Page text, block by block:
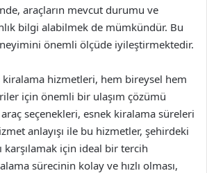
araçların mevcut durumu ve
bilgi alabilmek de mümkündür. Bu
önemli ölçüde iyileştirmektedir.
kiralama hizmetleri, hem bireysel hem
için önemli bir ulaşım çözümü
seçenekleri, esnek kiralama süreleri
anlayışı ile bu hizmetler, şehirdeki
karşılamak için ideal bir tercih
sürecinin kolay ve hızlı olması,